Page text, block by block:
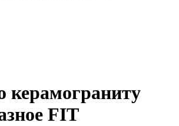
керамограниту
FIT